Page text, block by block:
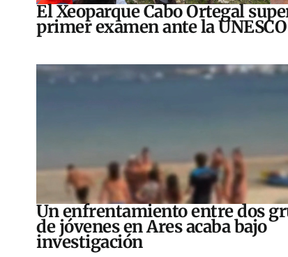
El Xeoparque Cabo Ortegal
primer examen ante la UNESCO
Un enfrentamiento entre dos
de jóvenes en Ares acaba bajo
investigación